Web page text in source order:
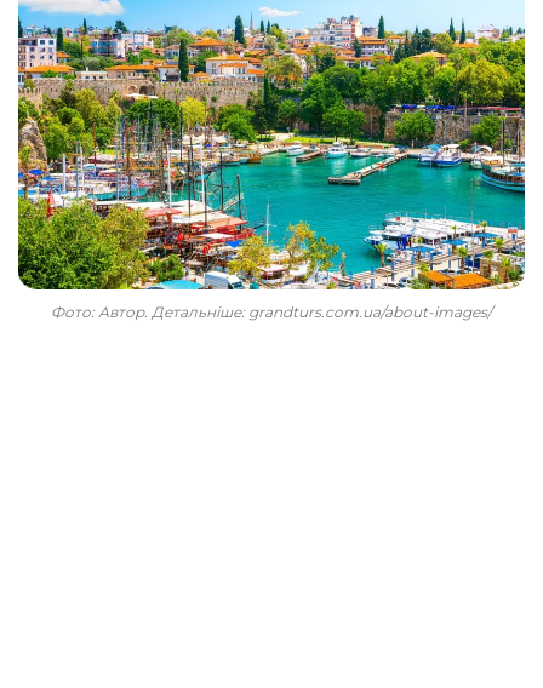
Фото: Автор. Детальніше: grandturs.com.ua/about-images/